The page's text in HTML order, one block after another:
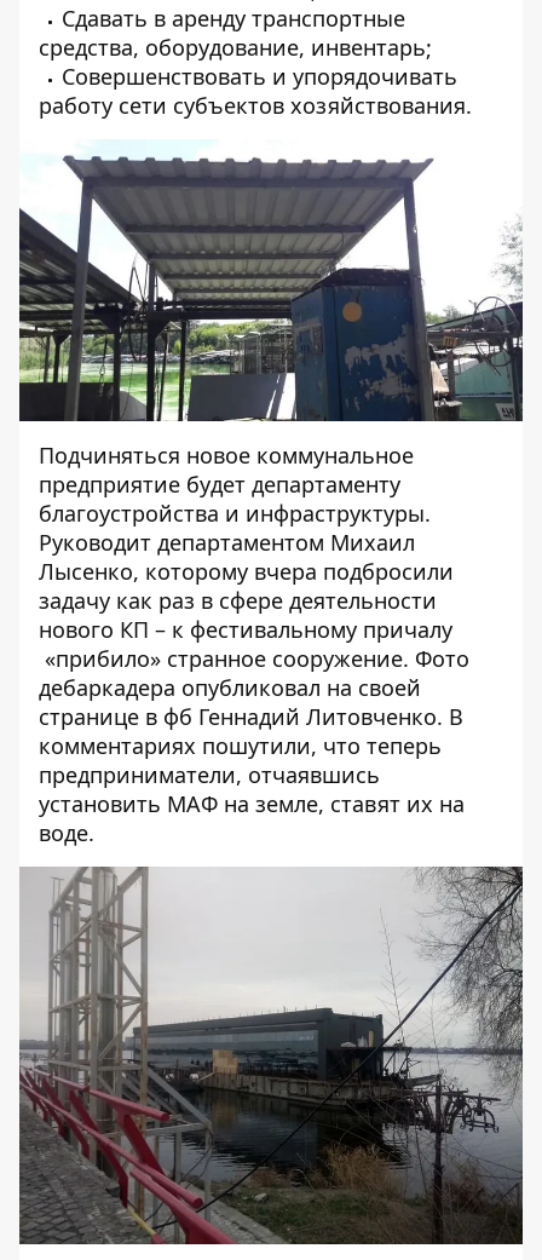
Сдавать в аренду транспортные
средства, оборудование, инвентарь;
Совершенствовать и упорядочивать
работу сети субъектов хозяйствования.
Подчиняться новое коммунальное
предприятие будет департаменту
благоустройства и инфраструктуры.
Руководит департаментом Михаил
Лысенко, которому вчера подбросили
задачу как раз в сфере деятельности
нового КП – к фестивальному причалу
«прибило» странное сооружение. Фото
дебаркадера опубликовал на своей
странице в фб Геннадий Литовченко. В
комментариях пошутили, что теперь
предприниматели, отчаявшись
установить МАФ на земле, ставят их на
воде.